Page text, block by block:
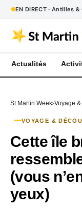
EN DIRECT · Antilles
Actualités
St Martin Week Voyage
VOYAGE &
Cette île
(vous
yeux)